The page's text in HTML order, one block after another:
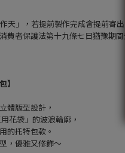
天」，若提前製作完成會提前寄出
費者保護法第十九條七日猶豫期
】
體版型設計，
花袋」的波浪輪廓，
的托特包款。
，優雅又修飾～